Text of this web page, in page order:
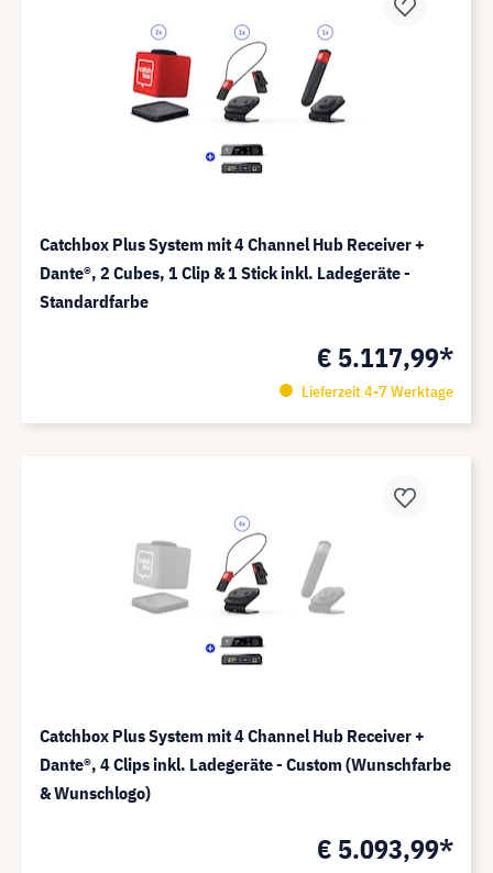
Catchbox Plus System mit 4 Channel Hub Receiver +
Dante®️, 2 Cubes, 1 Clip & 1 Stick inkl. Ladegeräte -
Standardfarbe
€ 5.117,99*
Lieferzeit 4-7 Werktage
Catchbox Plus System mit 4 Channel Hub Receiver +
Dante®️, 4 Clips inkl. Ladegeräte - Custom (Wunschfarbe
& Wunschlogo)
€ 5.093,99*